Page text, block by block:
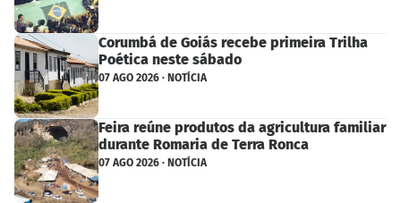
Corumbá de Goiás recebe primeira Trilha
Poética neste sábado
07 AGO 2026 · NOTÍCIA
Feira reúne produtos da agricultura familiar
durante Romaria de Terra Ronca
07 AGO 2026 · NOTÍCIA